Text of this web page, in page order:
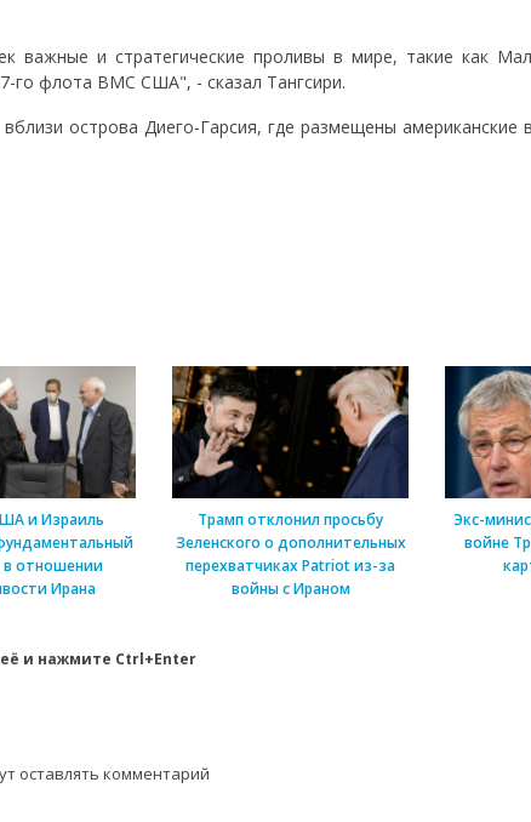
важные и стратегические проливы в мире, такие как
го флота ВМС США", - сказал Тангсири.
острова Диего-Гарсия, где размещены американские
и Израиль
в отношении
Ирана
Трамп отклонил просьбу
Зеленского о дополнительных
перехватчиках Patriot из-за
войны с Ираном
Экс-
войне
и нажмите Ctrl+Enter
оставлять комментарий